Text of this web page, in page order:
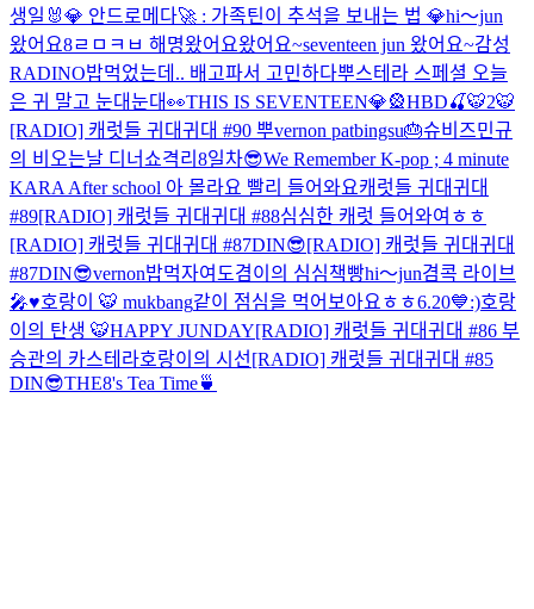
생일🐰💎 안드로메다🚀 : 가족틴이 추석을 보내는 법 💎hi～jun
왔어요8ㄹㅁㅋㅂ 해명왔어요왔어요~seventeen jun 왔어요~감성
RADINO밥먹었는데.. 배고파서 고민하다뿌스테라 스페셜 오늘
은 귀 말고 눈대눈대👀THIS IS SEVENTEEN💎🎡HBD🍒🐯2🐯
[RADIO] 캐럿들 귀대귀대 #90 뿌vernon patbingsu🎂슈비즈민규
의 비오는날 디너쇼격리8일차😎We Remember K-pop ; 4 minute
KARA After school 아 몰라요 빨리 들어와요캐럿들 귀대귀대
#89[RADIO] 캐럿들 귀대귀대 #88심심한 캐럿 들어와여ㅎㅎ
[RADIO] 캐럿들 귀대귀대 #87DIN😎[RADIO] 캐럿들 귀대귀대
#87DIN😎vernon밥먹자여 도겸이의 심심책빵hi～jun겸콕 라이브
🎤♥️호랑이 🐯 mukbang같이 점심을 먹어보아요ㅎㅎ6.20💙:)호랑
이의 탄생 🐯HAPPY JUNDAY[RADIO] 캐럿들 귀대귀대 #86 부
승관의 카스테라호랑이의 시선[RADIO] 캐럿들 귀대귀대 #85
DIN😎THE8's Tea Time🍵